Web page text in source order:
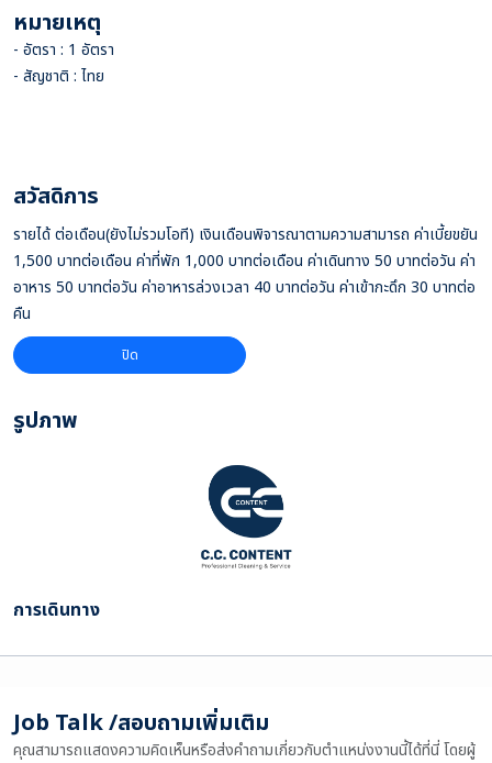
หมายเหตุ
- อัตรา : 1 อัตรา
- สัญชาติ : ไทย
สวัสดิการ
รายได้ ต่อเดือน(ยังไม่รวมโอที) เงินเดือนพิจารณาตามความสามารถ ค่าเบี้ยขยัน
1,500 บาทต่อเดือน ค่าที่พัก 1,000 บาทต่อเดือน ค่าเดินทาง 50 บาทต่อวัน ค่า
อาหาร 50 บาทต่อวัน ค่าอาหารล่วงเวลา 40 บาทต่อวัน ค่าเข้ากะดึก 30 บาทต่อ
คืน
ปิด
รูปภาพ
การเดินทาง
Job Talk /สอบถามเพิ่มเติม
คุณสามารถแสดงความคิดเห็นหรือส่งคำถามเกี่ยวกับตำแหน่งงานนี้ได้ที่นี่ โดยผู้